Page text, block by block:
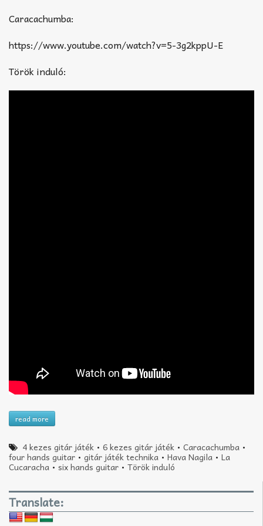
Caracachumba:
https://www.youtube.com/watch?v=5-3g2kppU-E
Török induló:
read more
4 kezes gitár játék •6 kezes gitár játék •Caracachumba •
four hands guitar • gitár játék technika • Hava Nagila • La
Cucaracha • six hands guitar • Török induló
Translate: